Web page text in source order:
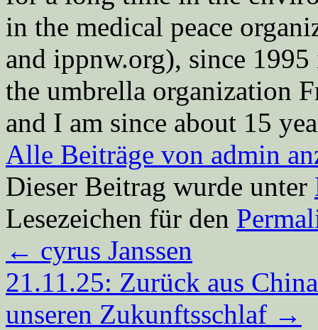
in the medical peace
and ippnw.org), since
the umbrella organization
and I am since about 15
Alle Beiträge von admin
Dieser Beitrag wurde unter
Lesezeichen für den
← cyrus Janssen
21.11.25: Zurück aus
unseren Zukunfts­schlaf →